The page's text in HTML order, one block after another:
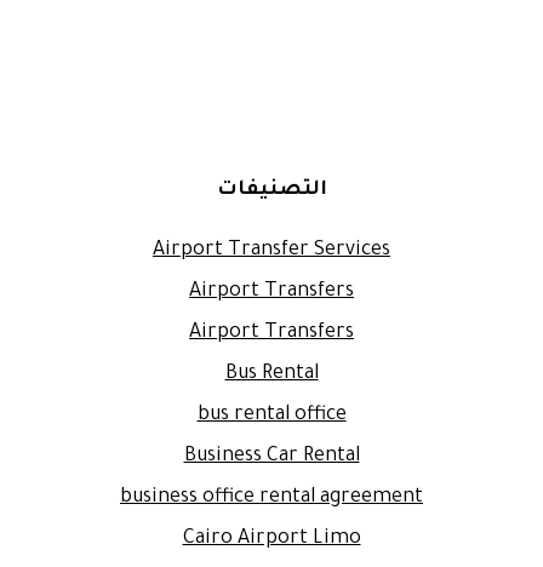
التصنيفات
Airport Transfer Services
Airport Transfers
Airport Transfers
Bus Rental
bus rental office
Business Car Rental
business office rental agreement
Cairo Airport Limo